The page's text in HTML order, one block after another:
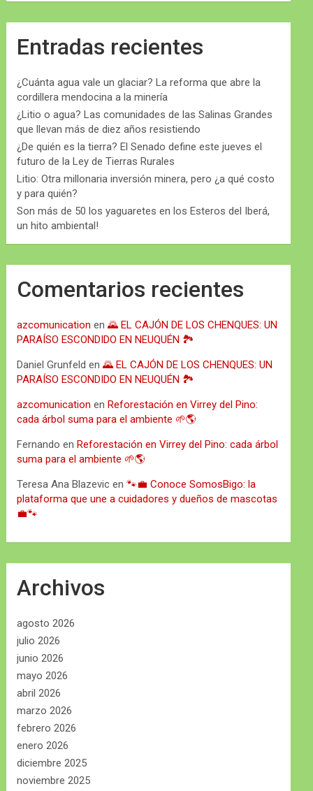
Entradas recientes
¿Cuánta agua vale un glaciar? La reforma que abre la
cordillera mendocina a la minería
¿Litio o agua? Las comunidades de las Salinas Grandes
que llevan más de diez años resistiendo
¿De quién es la tierra? El Senado define este jueves el
futuro de la Ley de Tierras Rurales
Litio: Otra millonaria inversión minera, pero ¿a qué costo
y para quién?
Son más de 50 los yaguaretes en los Esteros del Iberá,
un hito ambiental!
Comentarios recientes
azcomunication en🌄 EL CAJÓN DE LOS CHENQUES: UN
PARAÍSO ESCONDIDO EN NEUQUÉN 🏞️
Daniel Grunfeld en🌄 EL CAJÓN DE LOS CHENQUES: UN
PARAÍSO ESCONDIDO EN NEUQUÉN 🏞️
azcomunication en Reforestación en Virrey del Pino:
cada árbol suma para el ambiente 🌱🌎
Fernando en Reforestación en Virrey del Pino: cada árbol
suma para el ambiente 🌱🌎
Teresa Ana Blazevic en🐾💼 Conoce SomosBigo: la
plataforma que une a cuidadores y dueños de mascotas
💼🐾
Archivos
agosto 2026
julio 2026
junio 2026
mayo 2026
abril 2026
marzo 2026
febrero 2026
enero 2026
diciembre 2025
noviembre 2025